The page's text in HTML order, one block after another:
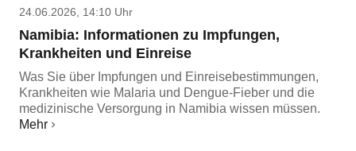
24.06.2026, 14:10 Uhr
Namibia: Informationen zu Impfungen,
Krankheiten und Einreise
Was Sie über Impfungen und Einreisebestimmungen,
Krankheiten wie Malaria und Dengue-Fieber und die
medizinische Versorgung in Namibia wissen müssen.
Mehr